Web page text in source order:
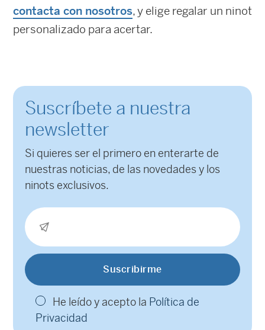
contacta con nosotros, y elige regalar un ninot
personalizado para acertar.
Suscríbete a nuestra
newsletter
Si quieres ser el primero en enterarte de
nuestras noticias, de las novedades y los
ninots exclusivos.
He leído y acepto la Política de
Privacidad